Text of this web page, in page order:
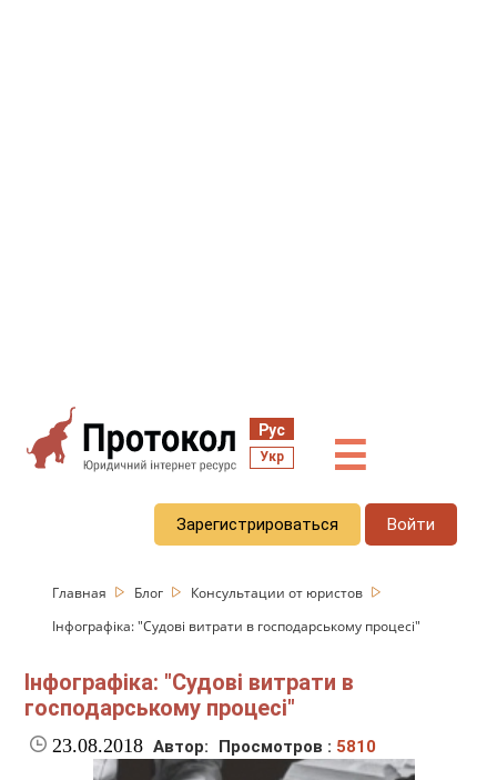
Рус
Укр ☰
Зарегистрироваться Войти
Главная Блог
Консультации от юристов
Інфографіка: "Судові витрати в господарському процесі"
Інфографіка: "Судові витрати в
господарському процесі"
23.08.2018 Автор: Просмотров : 5810